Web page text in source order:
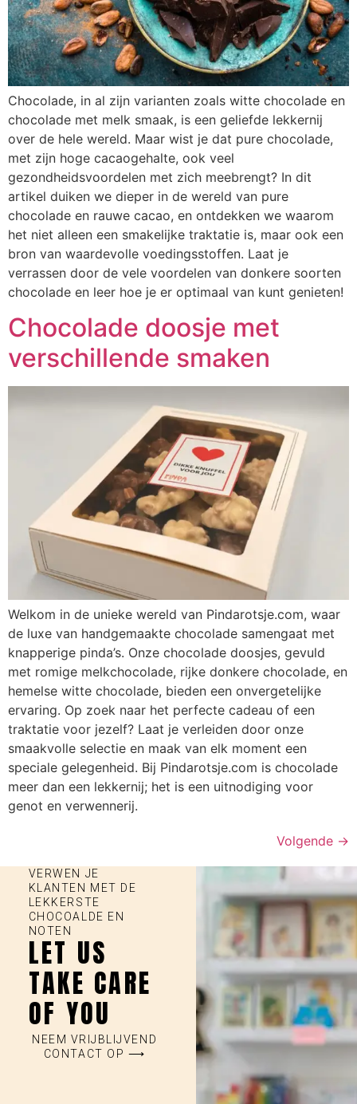
Chocolade, in al zijn varianten zoals witte chocolade en
chocolade met melk smaak, is een geliefde lekkernij
over de hele wereld. Maar wist je dat pure chocolade,
met zijn hoge cacaogehalte, ook veel
gezondheidsvoordelen met zich meebrengt? In dit
artikel duiken we dieper in de wereld van pure
chocolade en rauwe cacao, en ontdekken we waarom
het niet alleen een smakelijke traktatie is, maar ook een
bron van waardevolle voedingsstoffen. Laat je
verrassen door de vele voordelen van donkere soorten
chocolade en leer hoe je er optimaal van kunt genieten!
Chocolade doosje met
verschillende smaken
Welkom in de unieke wereld van Pindarotsje.com, waar
de luxe van handgemaakte chocolade samengaat met
knapperige pinda’s. Onze chocolade doosjes, gevuld
met romige melkchocolade, rijke donkere chocolade, en
hemelse witte chocolade, bieden een onvergetelijke
ervaring. Op zoek naar het perfecte cadeau of een
traktatie voor jezelf? Laat je verleiden door onze
smaakvolle selectie en maak van elk moment een
speciale gelegenheid. Bij Pindarotsje.com is chocolade
meer dan een lekkernij; het is een uitnodiging voor
genot en verwennerij.
Volgende →
VERWEN JE
KLANTEN MET DE
LEKKERSTE
CHOCOALDE EN
NOTEN
LET US
TAKE CARE
OF YOU
NEEM VRIJBLIJVEND
CONTACT OP ⟶